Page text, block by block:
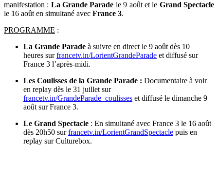
manifestation : La Grande Parade le 9 août et le Grand Spectacle
le 16 août en simultané avec France 3.
PROGRAMME :
La Grande Parade à suivre en direct le 9 août dès 10
heures surfrancetv.in/LorientGrandeParade et diffusé sur
France 3 l’après-midi.
Les Coulisses de la Grande Parade : Documentaire à voir
en replay dès le 31 juillet sur
francetv.in/GrandeParade_coulisses et diffusé le dimanche 9
août sur France 3.
Le Grand Spectacle : En simultané avec France 3 le 16 août
dès 20h50 surfrancetv.in/LorientGrandSpectacle puis en
replay sur Culturebox.